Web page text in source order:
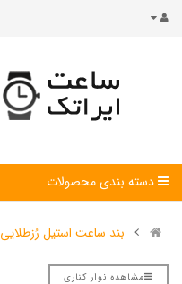
دسته بندی محصولات
بند ساعت استیل رُزطلایی
مشاهده نوار کناری